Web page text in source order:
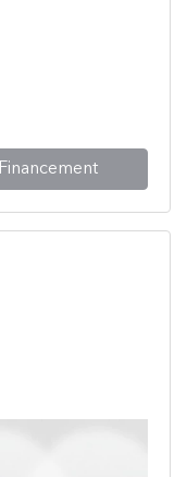
Financement